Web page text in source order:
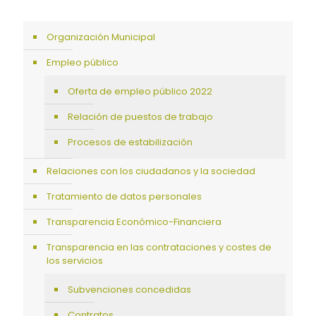
Organización Municipal
Empleo público
Oferta de empleo público 2022
Relación de puestos de trabajo
Procesos de estabilización
Relaciones con los ciudadanos y la sociedad
Tratamiento de datos personales
Transparencia Económico-Financiera
Transparencia en las contrataciones y costes de
los servicios
Subvenciones concedidas